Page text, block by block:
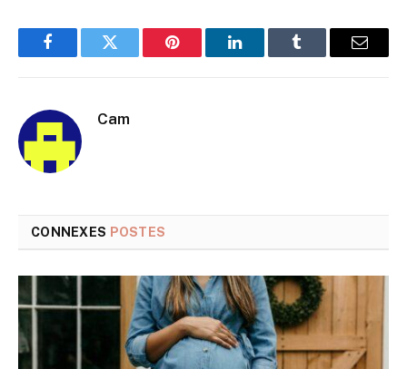
FacebookTwitter Pinterest LinkedInTumblr
E-
Cam
CONNEXES POSTES